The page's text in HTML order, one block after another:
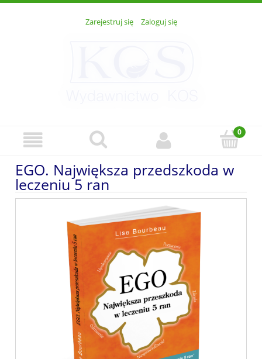
Zarejestruj się Zaloguj się
EGO. Największa przedszkoda w
leczeniu 5 ran